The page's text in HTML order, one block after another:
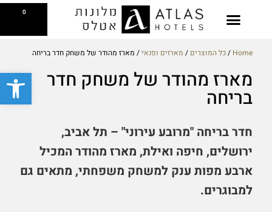
פתח
0
Home
/כל המוצרים / מארזים ופנאי/ מארז מהודר של משחק חדר בריחה
מארז מהודר של משחק חדר
בריחה
חדר בריחה "מרובע עירוני" – תל אביב,
ירושלים, חיפה ואילת, מארז מהודר המכיל
ארבע מפות ענק למשחק משפחתי, מתאים גם
למבוגרים.